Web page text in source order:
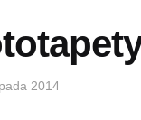
2014